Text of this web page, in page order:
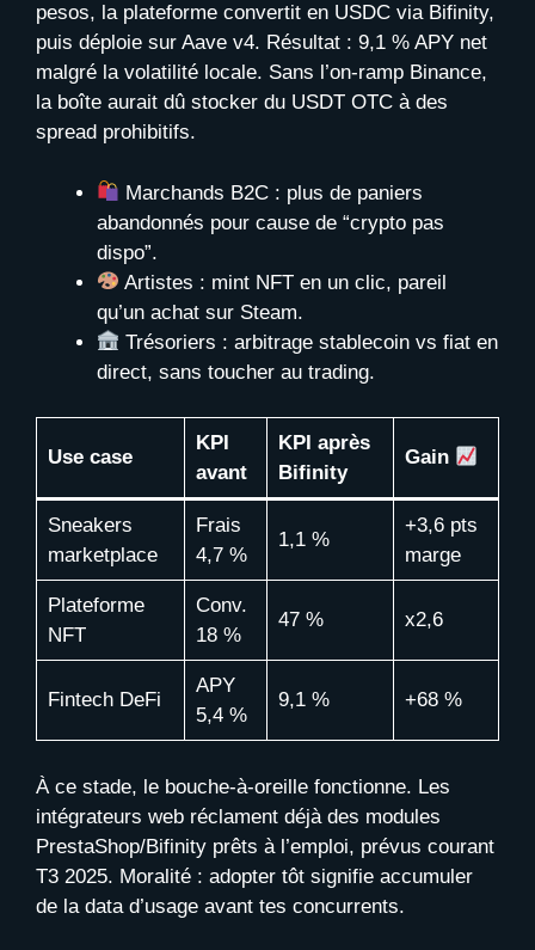
pesos, la plateforme convertit en USDC via Bifinity,
puis déploie sur Aave v4. Résultat : 9,1 % APY net
malgré la volatilité locale. Sans l’on-ramp Binance,
la boîte aurait dû stocker du USDT OTC à des
spread prohibitifs.
Marchands B2C : plus de paniers
abandonnés pour cause de “crypto pas
dispo”.
Artistes : mint NFT en un clic, pareil
qu’un achat sur Steam.
Trésoriers : arbitrage stablecoin vs fiat en
direct, sans toucher au trading.
Use case
KPI
avant
KPI après
Bifinity
Gain
Sneakers
marketplace
Frais
4,7 %
1,1 %
+3,6 pts
marge
Plateforme
NFT
Conv.
18 %
47 % x2,6
Fintech DeFi
APY
5,4 %
9,1 % +68 %
À ce stade, le bouche-à-oreille fonctionne. Les
intégrateurs web réclament déjà des modules
PrestaShop/Bifinity prêts à l’emploi, prévus courant
T3 2025. Moralité : adopter tôt signifie accumuler
de la data d’usage avant tes concurrents.